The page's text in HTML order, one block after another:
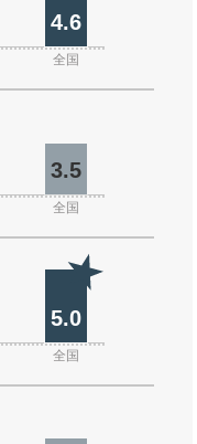
4.6
全国
3.5
全国
5.0
全国